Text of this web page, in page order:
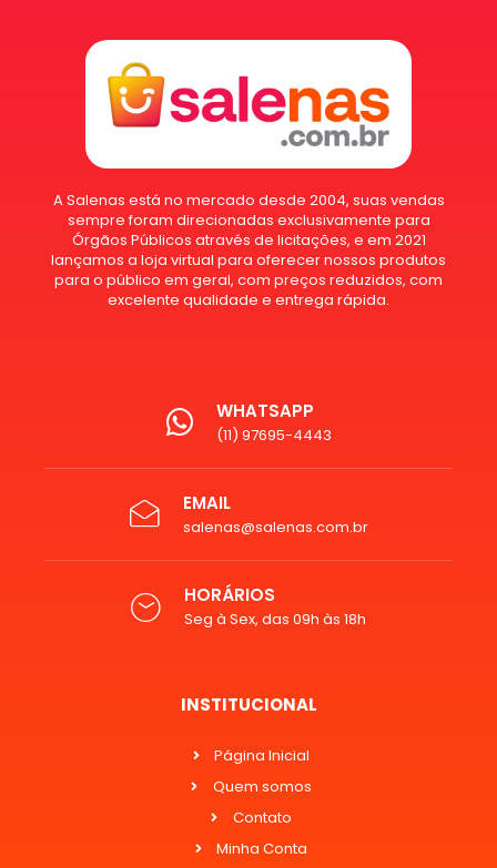
A Salenas está no mercado desde 2004, suas vendas
sempre foram direcionadas exclusivamente para
Órgãos Públicos através de licitações, e em 2021
lançamos a loja virtual para oferecer nossos produtos
para o público em geral, com preços reduzidos, com
excelente qualidade e entrega rápida.
WHATSAPP
(11) 97695-4443
EMAIL
salenas@salenas.com.br
HORÁRIOS
Seg à Sex, das 09h às 18h
INSTITUCIONAL
Página Inicial
Quem somos
Contato
Minha Conta